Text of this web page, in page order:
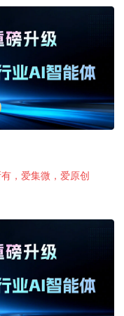
，爱集微，爱原创